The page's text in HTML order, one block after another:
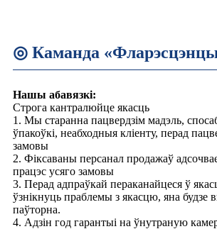
◎ Каманда
Нашы абавязкі:
Строга кантралюйце якасць
1. Мы старанна пацвердзім мадэль,
ўпакоўкі, неабходныя кліенту, перад
замовы
2. Фіксаваны персанал продажаў
працэс усяго замовы
3. Перад адпраўкай пераканайцеся ў
ўзнікнуць праблемы з якасцю, яна будзе
паўторна.
4. Адзін год гарантыі на ўнутраную